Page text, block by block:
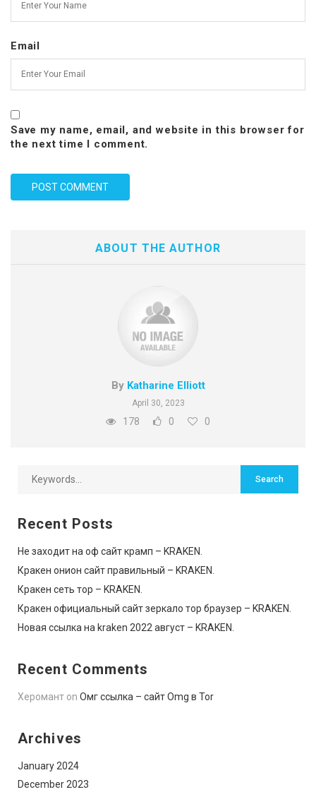
Email
Save my name, email, and website in this browser for
the next time I comment.
ABOUT THE AUTHOR
By Katharine Elliott
April 30, 2023
178 0 0
Recent Posts
Не заходит на оф сайт крамп – KRAKEN.
Кракен онион сайт правильный – KRAKEN.
Кракен сеть тор – KRAKEN.
Кракен официальный сайт зеркало тор браузер – KRAKEN.
Новая ссылка на kraken 2022 август – KRAKEN.
Recent Comments
Херомант on Омг ссылка – сайт Omg в Tor
Archives
January 2024
December 2023